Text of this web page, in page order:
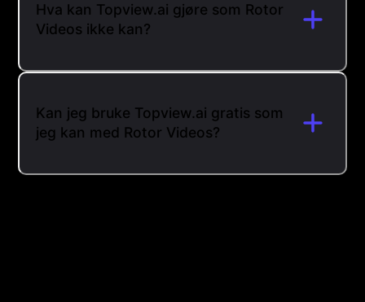
Hva kan Topview.ai gjøre som Rotor
Videos ikke kan?
Kan jeg bruke Topview.ai gratis som
jeg kan med Rotor Videos?